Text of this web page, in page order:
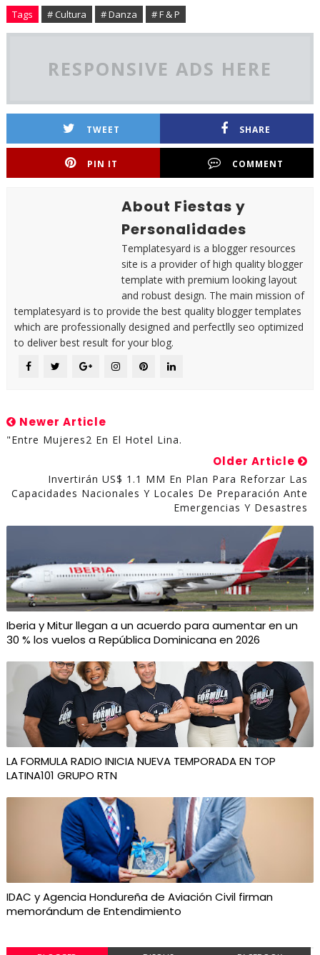
Tags # Cultura # Danza # F & P
RESPONSIVE ADS HERE
TWEET SHARE
PIN IT COMMENT
About Fiestas y
Personalidades
Templatesyard is a blogger resources
site is a provider of high quality blogger
template with premium looking layout
and robust design. The main mission of
templatesyard is to provide the best quality blogger templates
which are professionally designed and perfectlly seo optimized
to deliver best result for your blog.
Newer Article
"Entre Mujeres2 En El Hotel Lina.
Older Article
Invertirán US$ 1.1 MM En Plan Para Reforzar Las
Capacidades Nacionales Y Locales De Preparación Ante
Emergencias Y Desastres
Iberia y Mitur llegan a un acuerdo para aumentar en un
30 % los vuelos a República Dominicana en 2026
LA FORMULA RADIO INICIA NUEVA TEMPORADA EN TOP
LATINA101 GRUPO RTN
IDAC y Agencia Hondureña de Aviación Civil firman
memorándum de Entendimiento